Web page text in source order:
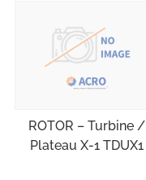
ROTOR – Turbine /
Plateau X-1 TDUX1